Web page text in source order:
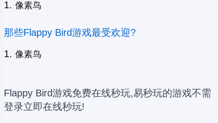
像素鸟
那些Flappy Bird游戏最受欢迎?
像素鸟
Flappy Bird游戏免费在线秒玩,易秒玩的游戏不需
登录立即在线秒玩!